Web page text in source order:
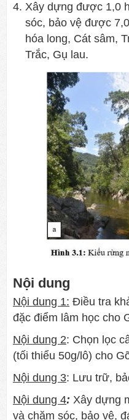
Xây dựng được 1,0
sóc, bảo vệ được
hóa long, Cát sâm,
Trắc, Gụ lau.
Nội dung
Nội dung 1: Điều tra
đặc điểm lâm học cho
Nội dung 2: Chọn lọc
(tối thiểu 50g/lô) cho
Nội dung 3: Lưu trữ,
Nội dung 4: Xây dựng
và chăm sóc, bảo vệ,